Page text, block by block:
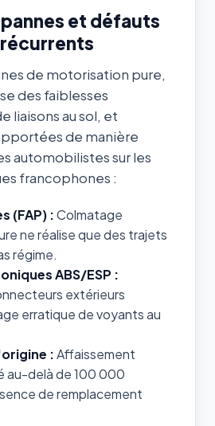
et défauts
de motorisation pure,
des faiblesses
liaisons au sol, et
de manière
automobilistes sur les
francophones :
(FAP) :Colmatage
ne réalise que des trajets
régime.
ABS/ESP :
extérieurs
erratique de voyants au
:Affaissement
au-delà de 100 000
de remplacement